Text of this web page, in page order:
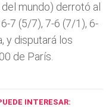
mundo) derrotó al
7 (5/7), 7-6 (7/1), 6-
y disputará los
de París.
INTERESAR: